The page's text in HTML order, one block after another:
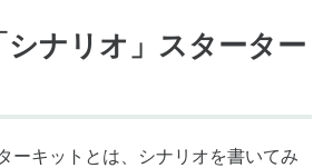
シナリオ」スターター
ーキットとは、シナリオを書いてみ